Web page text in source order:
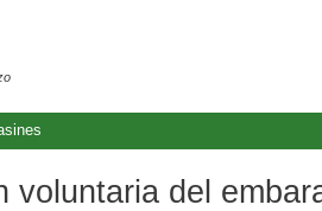
voluntaria del